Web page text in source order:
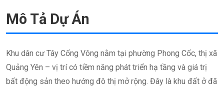
Mô Tả Dự Án
Khu dân cư Tây Cống Vông nằm tại phường Phong Cốc, thị xã
Quảng Yên – vị trí có tiềm năng phát triển hạ tầng và giá trị
bất động sản theo hướng đô thị mở rộng. Đây là khu đất ở đã